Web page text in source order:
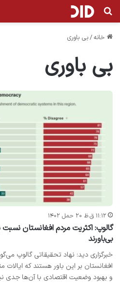
جستجو برای
خانه/بی باوری
بی باوری
۱۱:۱۲ ق.ظ ۲۰ حمل ۱۴۰۲
گالوپ: اکثریت مردم افغانستان نسبت
بی‌باورند
افغانستان بر این باور هستند که
و بهبود وضعیت اقتصادی با آن‌ها جدی